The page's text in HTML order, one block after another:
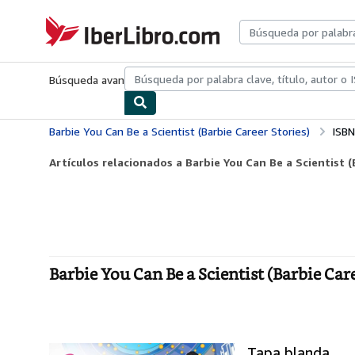
IberLibro.com
Búsqueda avanzadaColecciones Libros antiguosArte y
Barbie You Can Be a Scientist (Barbie Career Stories)
Artículos relacionados a Barbie You Can Be a Scientist
Barbie You Can Be a Scientist (Barbie